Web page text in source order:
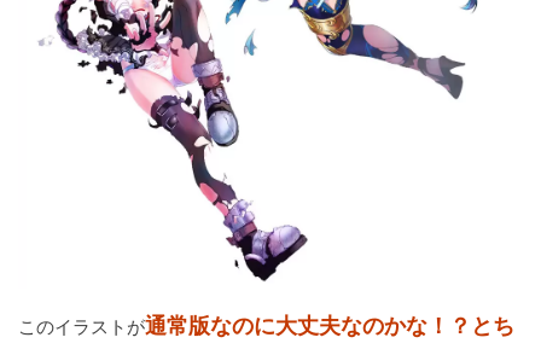
このイラストが通常版なのに大丈夫なのかな！？とち